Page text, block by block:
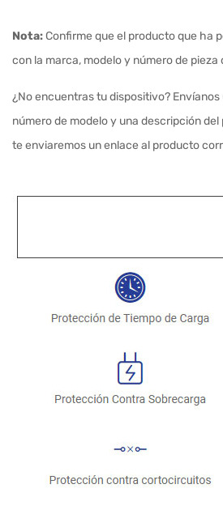
Nota:Confirme que el producto que ha
con la marca, modelo y número de pieza
¿No encuentras tu dispositivo?
número de modelo y una descripción
te enviaremos un enlace al producto